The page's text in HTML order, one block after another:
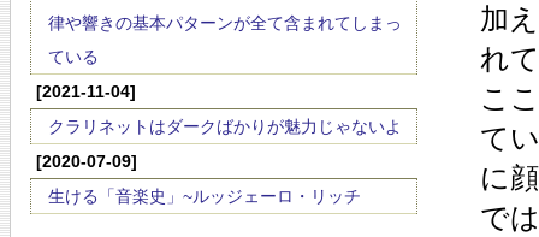
律や響きの基本パターンが全て含まれてしまっ
ている
[2021-11-04]
クラリネットはダークばかりが魅力じゃないよ
[2020-07-09]
生ける「音楽史」~ルッジェーロ・リッチ
加
れ
こ
て
に
で